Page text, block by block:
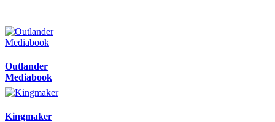
Outlander
Mediabook
Kingmaker